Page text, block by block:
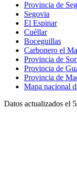
Provincia de
Segovia
El Espinar
Cuéllar
Boceguillas
Carbonero el
Provincia de
Provincia de
Provincia de
Mapa nacional
Datos actualizados el